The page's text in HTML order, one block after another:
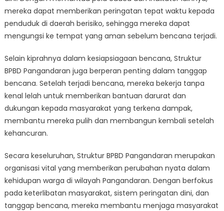
mereka dapat memberikan peringatan tepat waktu kepada
penduduk di daerah berisiko, sehingga mereka dapat
mengungsi ke tempat yang aman sebelum bencana terjadi.
Selain kiprahnya dalam kesiapsiagaan bencana, Struktur
BPBD Pangandaran juga berperan penting dalam tanggap
bencana. Setelah terjadi bencana, mereka bekerja tanpa
kenal lelah untuk memberikan bantuan darurat dan
dukungan kepada masyarakat yang terkena dampak,
membantu mereka pulih dan membangun kembali setelah
kehancuran.
Secara keseluruhan, Struktur BPBD Pangandaran merupakan
organisasi vital yang memberikan perubahan nyata dalam
kehidupan warga di wilayah Pangandaran. Dengan berfokus
pada keterlibatan masyarakat, sistem peringatan dini, dan
tanggap bencana, mereka membantu menjaga masyarakat